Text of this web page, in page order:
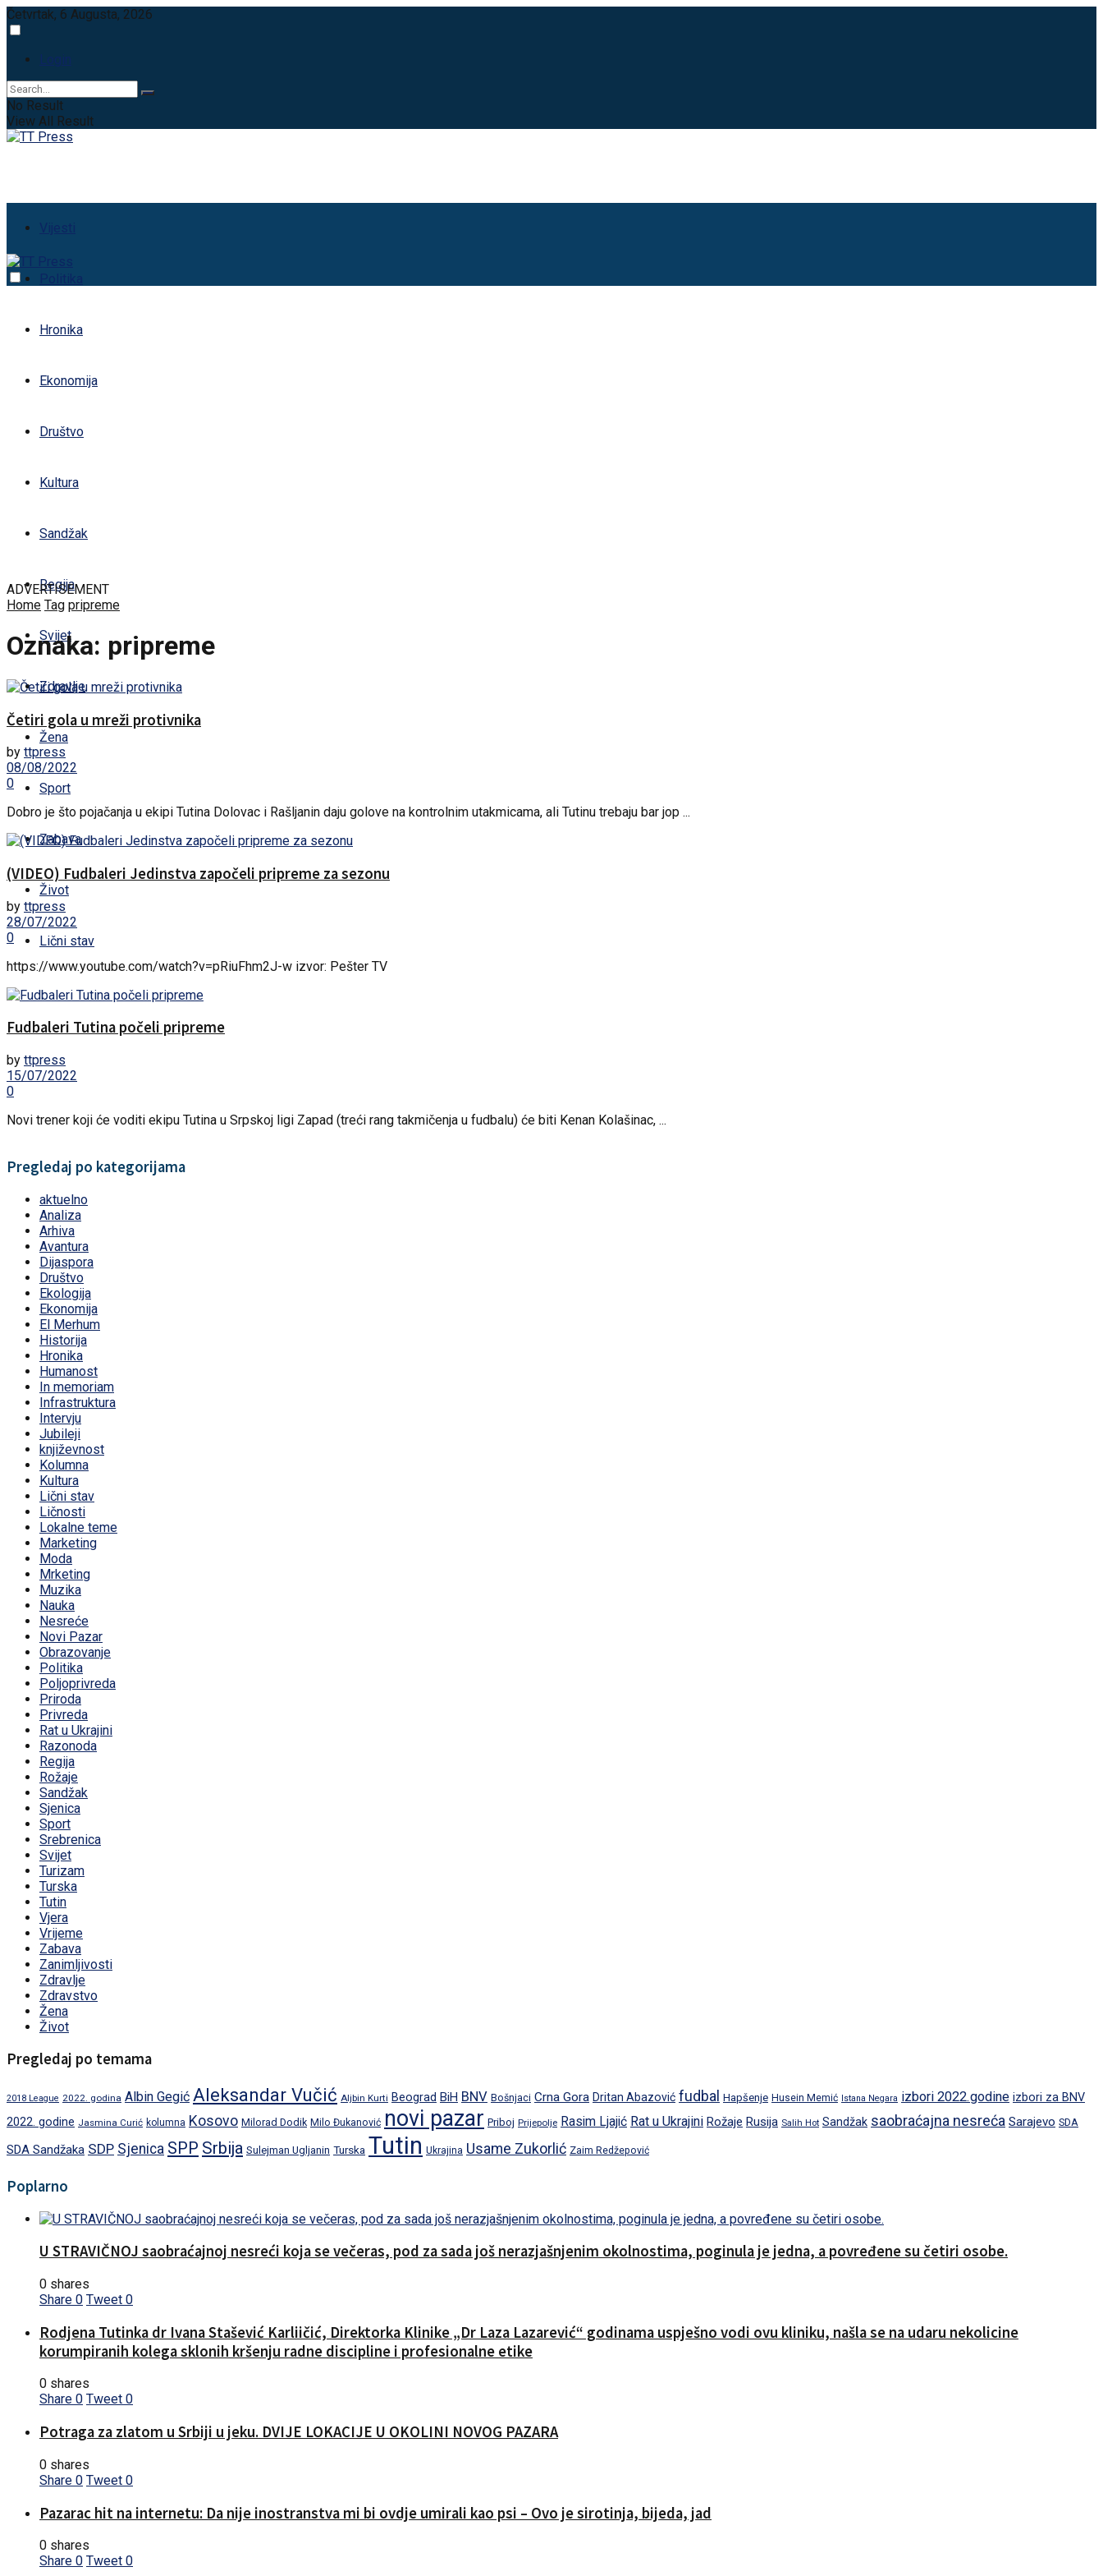
Četvrtak, 6 Augusta, 2026
Login
No Result
View All Result
Vijesti
Politika
Hronika
Ekonomija
Društvo
Kultura
Sandžak
Regija
Svijet
Zdravlje
Žena
Sport
Zabava
Život
Lični stav
ADVERTISEMENT
Home Tag pripreme
Oznaka: pripreme
Četiri gola u mreži protivnika
by ttpress
08/08/2022
0
Dobro je što pojačanja u ekipi Tutina Dolovac i Rašljanin daju golove na kontrolnim utakmicama, ali Tutinu trebaju bar jop ...
(VIDEO) Fudbaleri Jedinstva započeli pripreme za sezonu
by ttpress
28/07/2022
0
https://www.youtube.com/watch?v=pRiuFhm2J-w izvor: Pešter TV
Fudbaleri Tutina počeli pripreme
by ttpress
15/07/2022
0
Novi trener koji će voditi ekipu Tutina u Srpskoj ligi Zapad (treći rang takmičenja u fudbalu) će biti Kenan Kolašinac, ...
Pregledaj po kategorijama
aktuelno
Analiza
Arhiva
Avantura
Dijaspora
Društvo
Ekologija
Ekonomija
El Merhum
Historija
Hronika
Humanost
In memoriam
Infrastruktura
Intervju
Jubileji
književnost
Kolumna
Kultura
Lični stav
Ličnosti
Lokalne teme
Marketing
Moda
Mrketing
Muzika
Nauka
Nesreće
Novi Pazar
Obrazovanje
Politika
Poljoprivreda
Priroda
Privreda
Rat u Ukrajini
Razonoda
Regija
Rožaje
Sandžak
Sjenica
Sport
Srebrenica
Svijet
Turizam
Turska
Tutin
Vjera
Vrijeme
Zabava
Zanimljivosti
Zdravlje
Zdravstvo
Žena
Život
Pregledaj po temama
2018 League 2022. godina Albin Gegić Aleksandar Vučić Aljbin Kurti Beograd BiH BNV Bošnjaci Crna Gora Dritan Abazović fudbal Hapšenje Husein Memić Istana Negara izbori 2022.godine izbori za BNV
2022. godine Jasmina Curić kolumna Kosovo Milorad Dodik Milo Đukanović novi pazar Priboj Prijepolje Rasim Ljajić Rat u Ukrajini Rožaje Rusija Salih Hot Sandžak saobraćajna nesreća Sarajevo SDA
SDA Sandžaka SDP Sjenica SPP Srbija Sulejman Ugljanin Turska Tutin Ukrajina Usame Zukorlić Zaim Redžepović
Poplarno
U STRAVIČNOJ saobraćajnoj nesreći koja se večeras, pod za sada još nerazjašnjenim okolnostima, poginula je jedna, a povređene su četiri osobe.
0 shares
Share 0 Tweet 0
Rodjena Tutinka dr Ivana Stašević Karliičić, Direktorka Klinike „Dr Laza Lazarević“ godinama uspješno vodi ovu kliniku, našla se na udaru nekolicine
korumpiranih kolega sklonih kršenju radne discipline i profesionalne etike
0 shares
Share 0 Tweet 0
Potraga za zlatom u Srbiji u jeku. DVIJE LOKACIJE U OKOLINI NOVOG PAZARA
0 shares
Share 0 Tweet 0
Pazarac hit na internetu: Da nije inostranstva mi bi ovdje umirali kao psi – Ovo je sirotinja, bijeda, jad
0 shares
Share 0 Tweet 0